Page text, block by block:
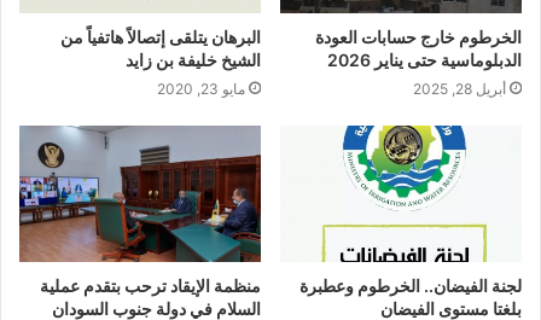
الخرطوم خارج حسابات العودة
الدبلوماسية حتى يناير 2026
أبريل 28, 2025
البرهان يتلقى إتصالاً هاتفياً من
الشيخ خليفة بن زايد
مايو 23, 2020
لجنة الفيضان.. الخرطوم وعطبرة
بلغتا مستوى الفيضان
منظمة الإيقاد ترحب بتقدم عملية
السلام في دولة جنوب السودان